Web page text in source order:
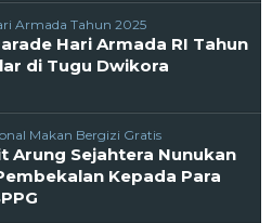
Armada Tahun 2025
Hari Armada RI Tahun
di Tugu Dwikora
Makan Bergizi Gratis
Arung Sejahtera Nunukan
Kepada Para